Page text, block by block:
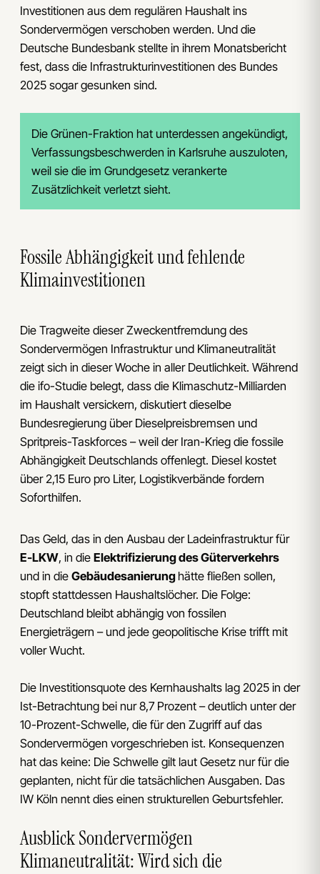
Investitionen aus dem regulären Haushalt ins
Sondervermögen verschoben werden. Und die
Deutsche Bundesbank stellte in ihrem Monatsbericht
fest, dass die Infrastrukturinvestitionen des Bundes
2025 sogar gesunken sind.
Die Grünen-Fraktion hat unterdessen angekündigt,
Verfassungsbeschwerden in Karlsruhe auszuloten,
weil sie die im Grundgesetz verankerte
Zusätzlichkeit verletzt sieht.
Fossile Abhängigkeit und fehlende
Klimainvestitionen
Die Tragweite dieser Zweckentfremdung des
Sondervermögen Infrastruktur und Klimaneutralität
zeigt sich in dieser Woche in aller Deutlichkeit. Während
die ifo-Studie belegt, dass die Klimaschutz-Milliarden
im Haushalt versickern, diskutiert dieselbe
Bundesregierung über Dieselpreisbremsen und
Spritpreis-Taskforces – weil der Iran-Krieg die fossile
Abhängigkeit Deutschlands offenlegt. Diesel kostet
über 2,15 Euro pro Liter, Logistikverbände fordern
Soforthilfen.
Das Geld, das in den Ausbau der Ladeinfrastruktur für
E-LKW, in die Elektrifizierung des Güterverkehrs
und in die Gebäudesanierunghätte fließen sollen,
stopft stattdessen Haushaltslöcher. Die Folge:
Deutschland bleibt abhängig von fossilen
Energieträgern – und jede geopolitische Krise trifft mit
voller Wucht.
Die Investitionsquote des Kernhaushalts lag 2025 in der
Ist-Betrachtung bei nur 8,7 Prozent – deutlich unter der
10-Prozent-Schwelle, die für den Zugriff auf das
Sondervermögen vorgeschrieben ist. Konsequenzen
hat das keine: Die Schwelle gilt laut Gesetz nur für die
geplanten, nicht für die tatsächlichen Ausgaben. Das
IW Köln nennt dies einen strukturellen Geburtsfehler.
Ausblick Sondervermögen
Klimaneutralität: Wird sich die